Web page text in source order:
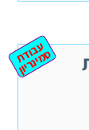
ע
ב
וד
ת
ס
מ
ינ
ר
יון